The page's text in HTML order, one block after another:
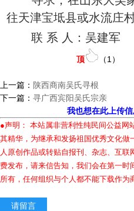
往天津宝坻县或水流庄
联 系 人：吴建军
顶 （1 ）
上一篇： 陕西商南吴氏寻根
下一篇： 寻广西宾阳吴氏宗亲
我也想在此上传
●声明： 本站属非营利性纯民间公益网
其精华，为继承和发扬祖国优秀文化
人原创作品或转贴自报刊、杂志、互
费发布，请来信告知，我们会在第一
所有，任何组织与个人都不能下载作
请留言